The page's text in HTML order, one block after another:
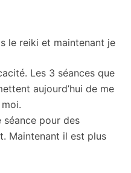
le reiki et maintenant je
Les 3 séances que
aujourd’hui de me
séance pour des
Maintenant il est plus